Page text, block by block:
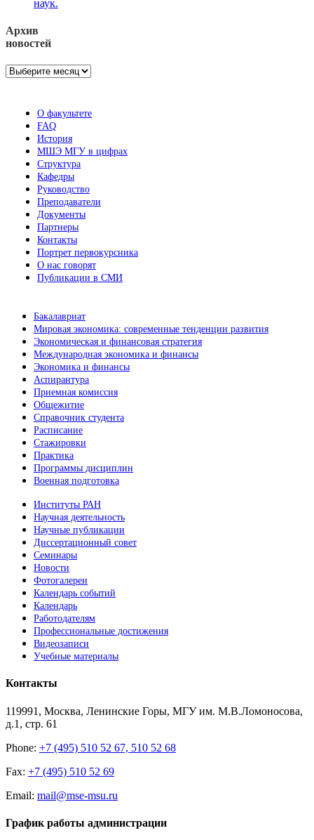
наук.
Архив
новостей
Архив
О факультете
FAQ
История
МШЭ МГУ в цифрах
Структура
Кафедры
Руководство
Преподаватели
Документы
Партнеры
Контакты
Портрет первокурсника
О нас говорят
Публикации в СМИ
Бакалавриат
Мировая экономика: современные тенденции развития
Экономическая и финансовая стратегия
Международная экономика и финансы
Экономика и финансы
Аспирантура
Приемная комиссия
Общежитие
Справочник студента
Расписание
Стажировки
Практика
Программы дисциплин
Военная подготовка
Институты РАН
Научная деятельность
Научные публикации
Диссертационный совет
Семинары
Новости
Фотогалереи
Календарь событий
Календарь
Работодателям
Профессиональные достижения
Видеозаписи
Учебные материалы
Контакты
119991, Москва, Ленинские Горы, МГУ им. М.В.Ломоносова,
д.1, стр. 61
Phone: +7 (495) 510 52 67, 510 52 68
Fax: +7 (495) 510 52 69
Email: mail@mse-msu.ru
График работы администрации